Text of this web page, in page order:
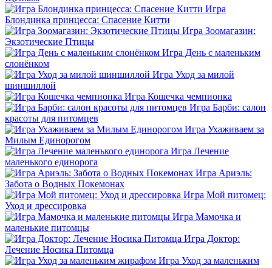
Игра
Блондинка принцесса: Спасение Китти
Игра Зоомагазин:
Экзотические Птицы
Игра День с маленьким
слонёнком
Игра Уход за милой
шиншиллой
Игра Кошечка чемпионка
Игра Барби: салон
красоты для питомцев
Игра Ухаживаем за
Милым Единорогом
Игра Лечение
маленького единорога
Игра Ариэль:
Забота о Водных Покемонах
Игра Мой питомец:
Уход и дрессировка
Игра Мамочка и
маленькие питомцы
Игра Доктор:
Лечение Носика Питомца
Игра Уход за маленьким